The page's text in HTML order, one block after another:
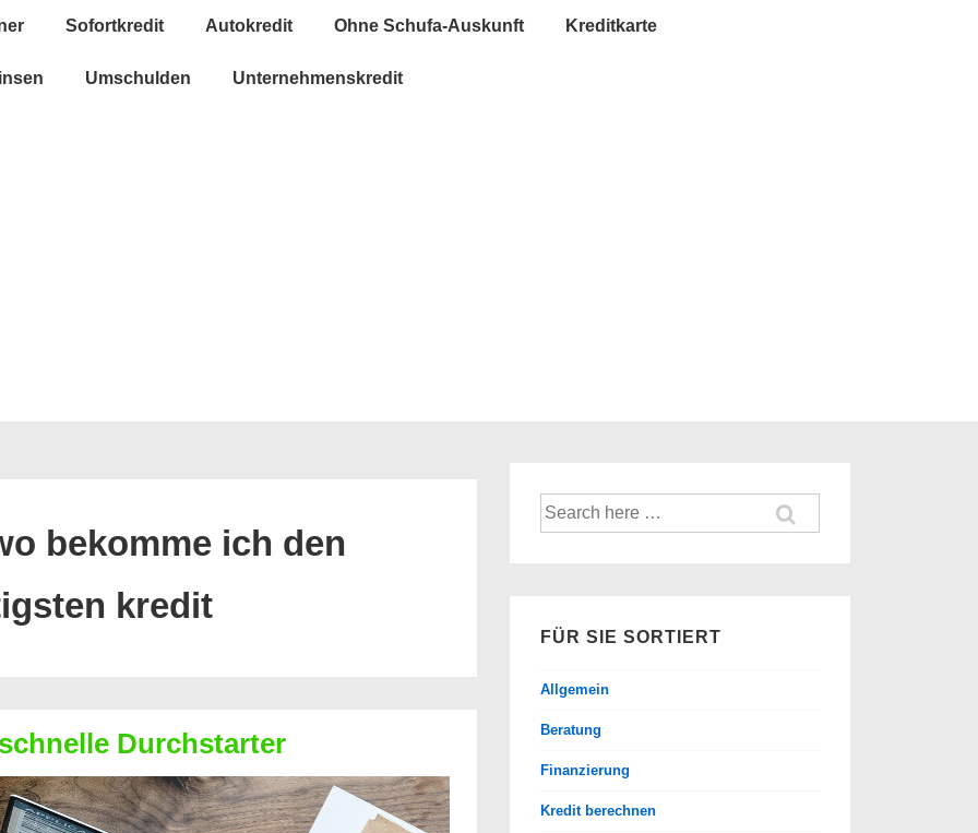
Sofortkredit Autokredit Ohne Schufa-Auskunft Kreditkarte
Umschulden Unternehmenskredit
bekomme ich den
kredit
Durchstarter
Suche
nach:
FÜR SIE SORTIERT
Allgemein
Beratung
Finanzierung
Kredit berechnen